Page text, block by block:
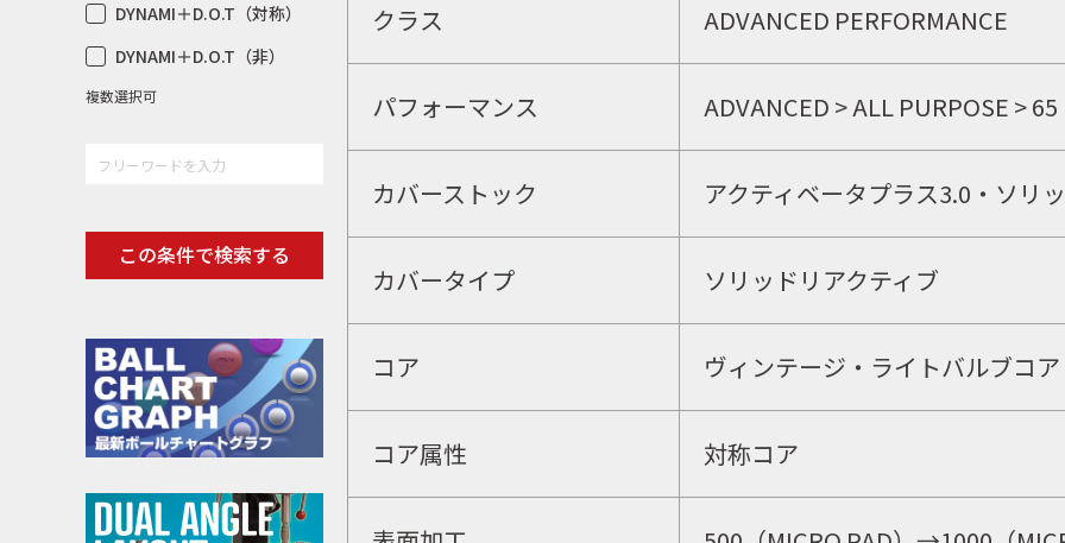
DYNAMI＋D.O.T（対称）
DYNAMI＋D.O.T（非）
複数選択可
この条件で検索する
クラス ADVANCED PERFORMANCE
パフォーマンス ADVANCED >ALL PURPOSE >65
カバーストック アクティベータプラス3.0・ソリ
カバータイプ ソリッドリアクティブ
コア ヴィンテージ・ライトバルブコア
コア属性 対称コア